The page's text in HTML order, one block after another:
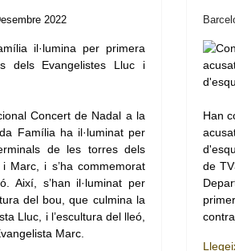
2022
Concert de Nadal a la
Família ha il·luminat per
de les torres dels
Marc, i s’ha commemorat
Així, s’han il·luminat per
del bou, que culmina la
Lluc, i l’escultura del lleó,
Marc.
Han
de